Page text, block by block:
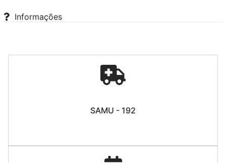
Informações
SAMU - 192